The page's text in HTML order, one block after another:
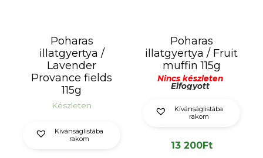
Poharas
illatgyertya /
Lavender
Provance fields
115g
Készleten
Kívánságlistába
rakom
Poharas
illatgyertya / Fruit
muffin 115g
Nincs készleten
Elfogyott
Kívánságlistába
rakom
13 200Ft